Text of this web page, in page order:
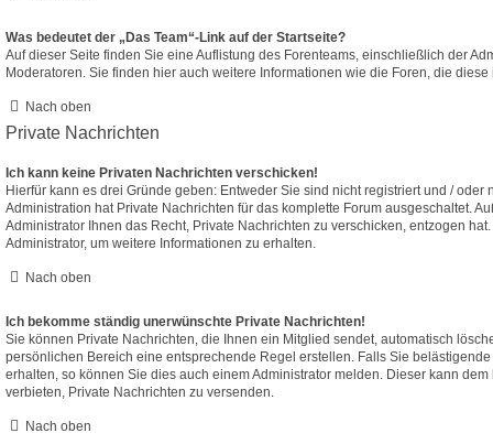
Was bedeutet der „Das Team“-Link auf der Startseite?
Auf dieser Seite finden Sie eine Auflistung des Forenteams, einschließlich der
Moderatoren. Sie finden hier auch weitere Informationen wie die Foren, die
Nach oben
Private Nachrichten
Ich kann keine Privaten Nachrichten verschicken!
Hierfür kann es drei Gründe geben: Entweder Sie sind nicht registriert und / oder
Administration hat Private Nachrichten für das komplette Forum ausgeschaltet.
Administrator Ihnen das Recht, Private Nachrichten zu verschicken, entzogen
Administrator, um weitere Informationen zu erhalten.
Nach oben
Ich bekomme ständig unerwünschte Private Nachrichten!
Sie können Private Nachrichten, die Ihnen ein Mitglied sendet, automatisch
persönlichen Bereich eine entsprechende Regel erstellen. Falls Sie
erhalten, so können Sie dies auch einem Administrator melden. Dieser kann
verbieten, Private Nachrichten zu versenden.
Nach oben